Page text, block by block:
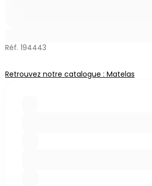
Réf. 194443
Retrouvez notre catalogue : Matelas